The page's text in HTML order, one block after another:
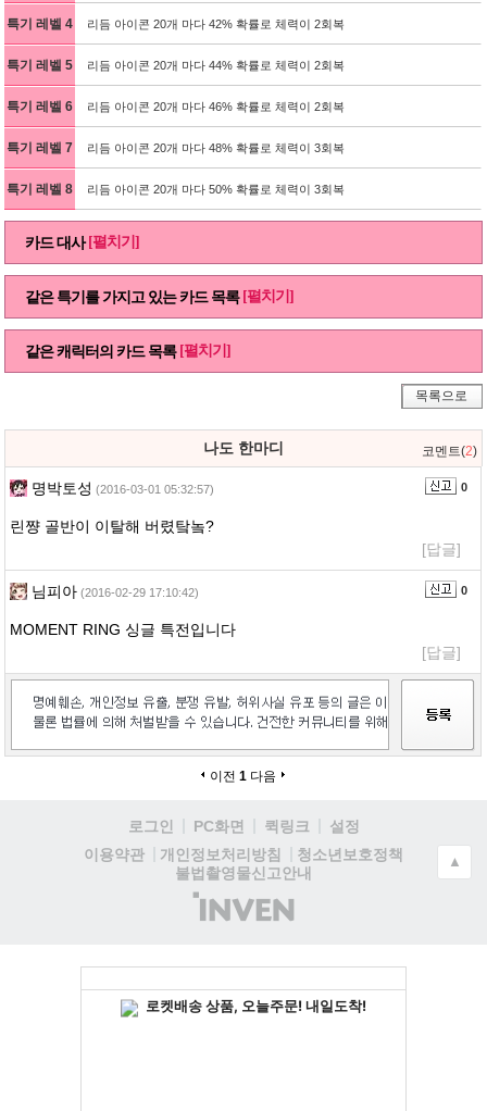
특기 레벨 4 리듬 아이콘 20개 마다 42% 확률로 체력이 2회복
특기 레벨 5 리듬 아이콘 20개 마다 44% 확률로 체력이 2회복
특기 레벨 6 리듬 아이콘 20개 마다 46% 확률로 체력이 2회복
특기 레벨 7 리듬 아이콘 20개 마다 48% 확률로 체력이 3회복
특기 레벨 8 리듬 아이콘 20개 마다 50% 확률로 체력이 3회복
카드 대사 [펼치기]
같은 특기를 가지고 있는 카드 목록 [펼치기]
같은 캐릭터의 카드 목록 [펼치기]
목록으로
나도 한마디 코멘트(2)
명박토성 (2016-03-01 05:32:57) 0
린쨩 골반이 이탈해 버렸탘놐?
[답글]
님피아 (2016-02-29 17:10:42) 0
MOMENT RING 싱글 특전입니다
[답글]
이전 1 다음
로그인 PC화면 퀵링크
설정
이용약관
개인정보처리방침
청소년보호정책
불법촬영물신고안내
(주)
인
▲